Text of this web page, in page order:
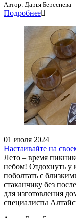
Автор: Дарья Береснева
Подробнее
01 июля 2024
Настаивайте на
Лето – время
небом! Отдохнуть у
поболтать с
стаканчику без
для изготовления
специалисты